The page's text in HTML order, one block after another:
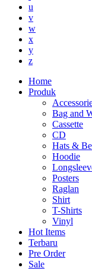
u
v
w
x
y
z
Home
Produk
Bag and
Cassette
CD
Hats &
Hoodie
Posters
Raglan
Shirt
T-Shirts
Vinyl
Hot Items
Terbaru
Pre Order
Sale